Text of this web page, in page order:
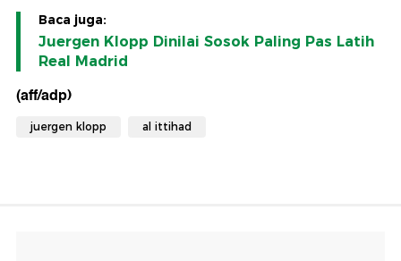
Baca juga:
Juergen Klopp Dinilai Sosok Paling Pas Latih
Real Madrid
(aff/adp)
juergen klopp al ittihad